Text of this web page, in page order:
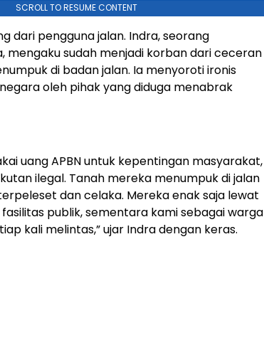
SCROLL TO RESUME CONTENT
dari pengguna jalan. Indra, seorang
mengaku sudah menjadi korban dari ceceran
di badan jalan. Ia menyoroti ironis
oleh pihak yang diduga menabrak
uang APBN untuk kepentingan masyarakat,
ilegal. Tanah mereka menumpuk di jalan
dan celaka. Mereka enak saja lewat
publik, sementara kami sebagai warga
kali melintas,” ujar Indra dengan keras.